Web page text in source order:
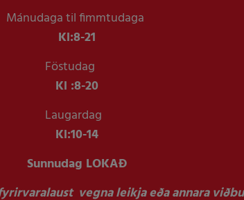
Mánudaga til fimmtudaga
Kl:8-21
Föstudag
Kl :8-20
Laugardag
Kl:10-14
Sunnudag LOKAÐ
vegna leikja eða annara